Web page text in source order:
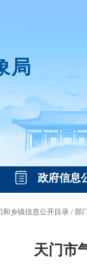
局
政府信息
和乡镇信息公开目录 / 部
天门市